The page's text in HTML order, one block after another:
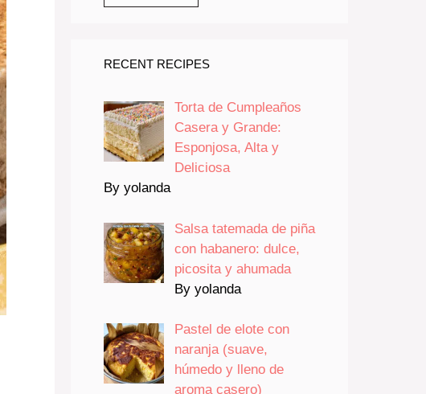
RECENT RECIPES
Torta de Cumpleaños
Casera y Grande:
Esponjosa, Alta y
Deliciosa
By yolanda
Salsa tatemada de piña
con habanero: dulce,
picosita y ahumada
By yolanda
Pastel de elote con
naranja (suave,
húmedo y lleno de
aroma casero)